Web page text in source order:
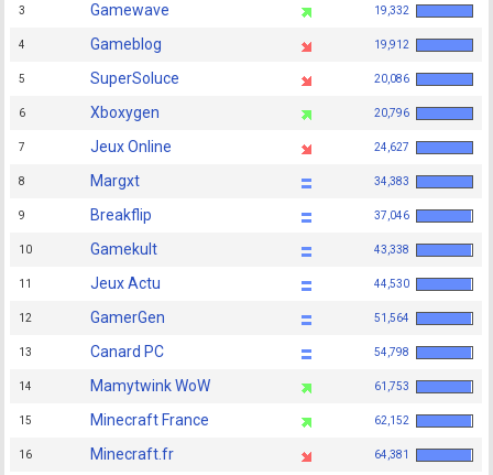
3 Gamewave 19,332
4 Gameblog 19,912
5 SuperSoluce 20,086
6 Xboxygen 20,796
7 Jeux Online 24,627
8 Margxt 34,383
9 Breakflip 37,046
10 Gamekult 43,338
11 Jeux Actu 44,530
12 GamerGen 51,564
13 Canard PC 54,798
14 Mamytwink WoW 61,753
15 Minecraft France 62,152
16 Minecraft.fr 64,381